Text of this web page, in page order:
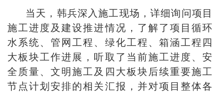
当天，韩兵深入施工现场，详细询问项目
施工进度及建设推进情况，了解了项目循环
水系统、管网工程、绿化工程、箱涵工程四
大板块工作进展，听取了当前施工进度、安
全质量、文明施工及四大板块后续重要施工
节点计划安排的相关汇报，并对项目整体各